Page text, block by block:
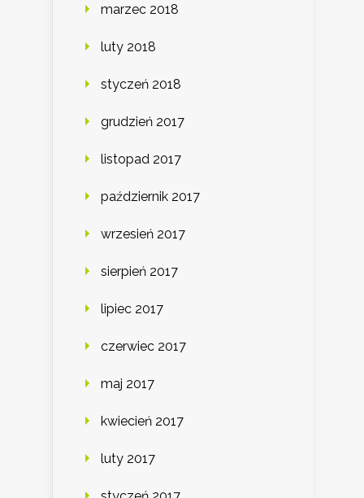
marzec 2018
luty 2018
styczeń 2018
grudzień 2017
listopad 2017
październik 2017
wrzesień 2017
sierpień 2017
lipiec 2017
czerwiec 2017
maj 2017
kwiecień 2017
luty 2017